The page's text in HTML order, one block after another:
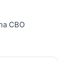
CBO